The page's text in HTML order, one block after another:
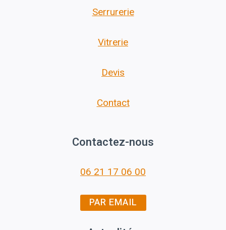
Serrurerie
Vitrerie
Devis
Contact
Contactez-nous
06 21 17 06 00
PAR EMAIL